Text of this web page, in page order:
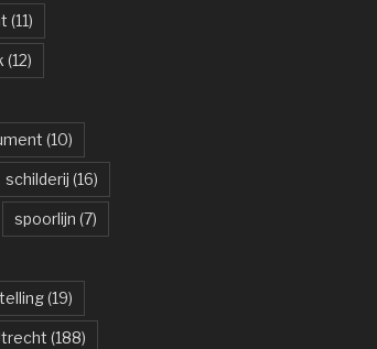
(11)
(12)
(10)
schilderij (16)
spoorlijn (7)
(19)
(188)